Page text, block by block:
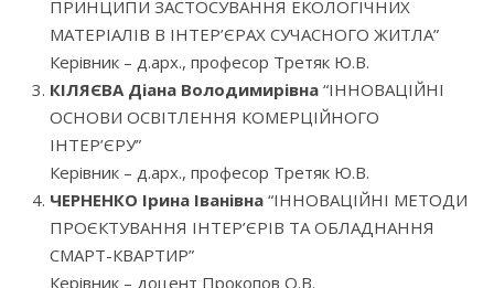
ПРИНЦИПИ ЗАСТОСУВАННЯ ЕКОЛОГІЧНИХ
МАТЕРІАЛІВ В ІНТЕР’ЄРАХ СУЧАСНОГО ЖИТЛА”
Керівник – д.арх., професор Третяк Ю.В.
КІЛЯЄВА Діана Володимирівна “ІННОВАЦІЙНІ
ОСНОВИ ОСВІТЛЕННЯ КОМЕРЦІЙНОГО
ІНТЕР’ЄРУ”
Керівник – д.арх., професор Третяк Ю.В.
ЧЕРНЕНКО Ірина Іванівна “ІННОВАЦІЙНІ МЕТОДИ
ПРОЄКТУВАННЯ ІНТЕР’ЄРІВ ТА ОБЛАДНАННЯ
СМАРТ-КВАРТИР”
Керівник – доцент Прокопов О.В.